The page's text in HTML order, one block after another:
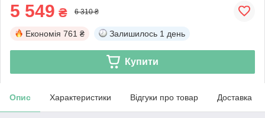
5 549 ₴ 6 310 ₴
Економія 761 ₴ Залишилось 1 день
Купити
Опис Характеристики Відгуки про товар Доставка